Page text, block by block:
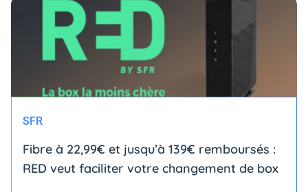
SFR
Fibre à 22,99€ et jusqu’à 139€ remboursés :
RED veut faciliter votre changement de box